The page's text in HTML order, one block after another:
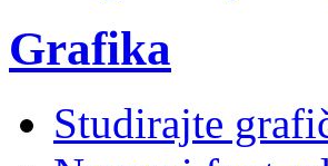
Grafika
Studirajte